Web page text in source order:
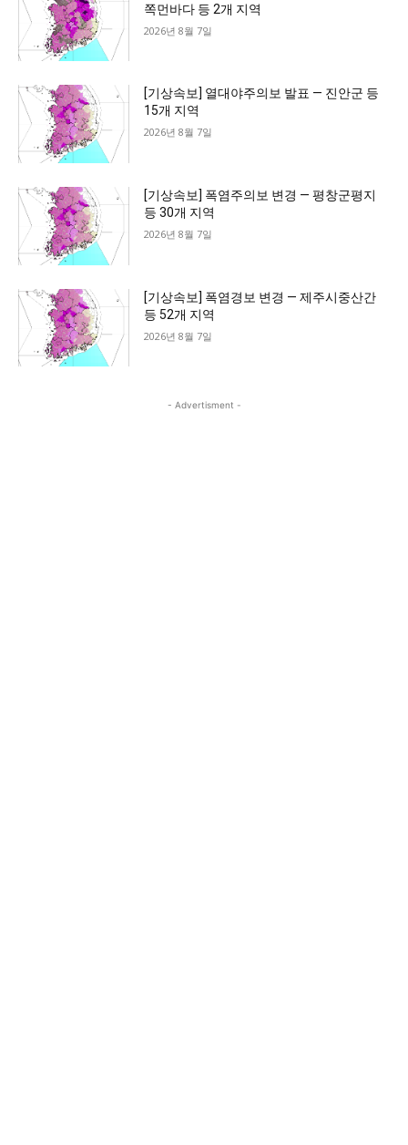
쪽먼바다 등 2개 지역
2026년 8월 7일
[기상속보] 열대야주의보 발표 — 진안군 등
15개 지역
2026년 8월 7일
[기상속보] 폭염주의보 변경 — 평창군평지
등 30개 지역
2026년 8월 7일
[기상속보] 폭염경보 변경 — 제주시중산간
등 52개 지역
2026년 8월 7일
- Advertisment -